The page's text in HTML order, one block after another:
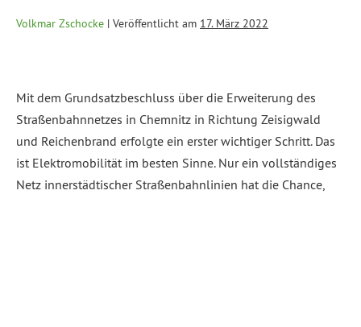
Volkmar Zschocke | Veröffentlicht am 17. März 2022
Mit dem Grundsatzbeschluss über die Erweiterung des
Straßenbahnnetzes in Chemnitz in Richtung Zeisigwald
und Reichenbrand erfolgte ein erster wichtiger Schritt. Das
ist Elektromobilität im besten Sinne. Nur ein vollständiges
Netz innerstädtischer Straßenbahnlinien hat die Chance,